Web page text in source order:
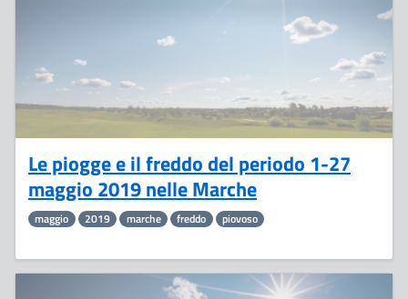
Le piogge e il freddo del periodo 1-27
maggio 2019 nelle Marche
maggio 2019 marche freddo piovoso